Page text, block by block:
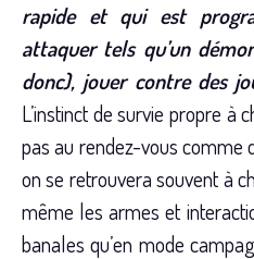
rapide et qui est
attaquer tels qu’un
donc), jouer contre des
L’instinct de survie propre à
pas au rendez-vous comme
on se retrouvera souvent à
même les armes et
banales qu’en mode